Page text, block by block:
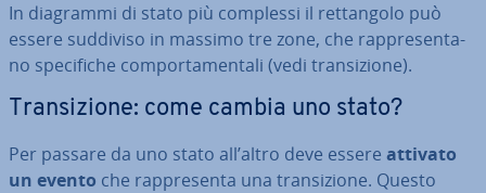
In diagrammi di stato più complessi il ret­tan­go­lo può
essere suddiviso in massimo tre zone, che rap­pre­sen­ta­
no spe­ci­fi­che com­por­ta­men­ta­li (vedi tran­si­zio­ne).
Tran­si­zio­ne: come cambia uno stato?
Per passare da uno stato all’altro deve essere attivato
un evento che rap­pre­sen­ta una tran­si­zio­ne. Questo